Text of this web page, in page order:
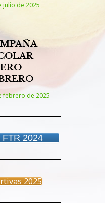
julio de 2025
febrero de 2025
2024
2025